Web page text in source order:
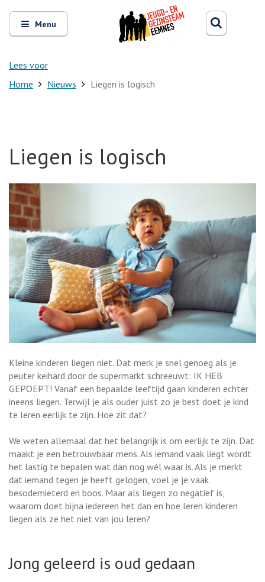
Open
en
sluit
Menu
Lees voor
Zoeken
Home Nieuws Liegen is logisch
Liegen is logisch
Kleine kinderen liegen niet. Dat merk je snel genoeg als je
peuter keihard door de supermarkt schreeuwt: IK HEB
GEPOEPT! Vanaf een bepaalde leeftijd gaan kinderen echter
ineens liegen. Terwijl je als ouder juist zo je best doet je kind
te leren eerlijk te zijn. Hoe zit dat?
We weten allemaal dat het belangrijk is om eerlijk te zijn. Dat
maakt je een betrouwbaar mens. Als iemand vaak liegt wordt
het lastig te bepalen wat dan nog wél waar is. Als je merkt
dat iemand tegen je heeft gelogen, voel je je vaak
besodemieterd en boos. Maar als liegen zo negatief is,
waarom doet bijna iedereen het dan en hoe leren kinderen
liegen als ze het niet van jou leren?
Jong geleerd is oud gedaan